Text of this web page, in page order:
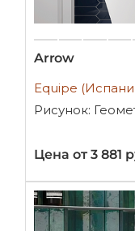
Arrow
Equipe
Рисунок:
Цена от 3 881